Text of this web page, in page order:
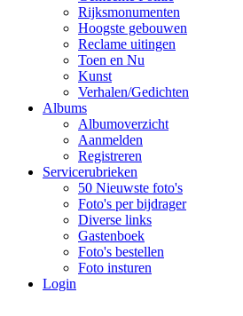
Rijksmonumenten
Hoogste gebouwen
Reclame uitingen
Toen en Nu
Kunst
Verhalen/Gedichten
Albums
Albumoverzicht
Aanmelden
Registreren
Servicerubrieken
50 Nieuwste foto's
Foto's per bijdrager
Diverse links
Gastenboek
Foto's bestellen
Foto insturen
Login